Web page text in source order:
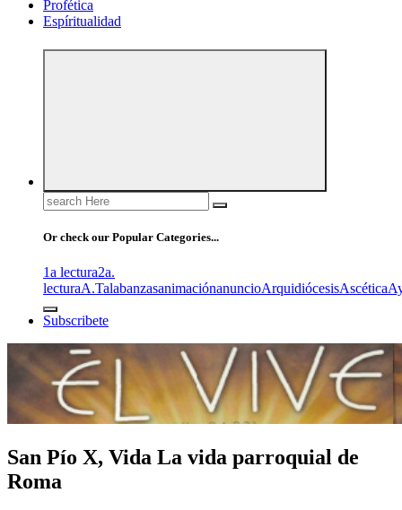
Profética
Espíritualidad
Search
for:
Or check our Popular Categories...
1a lectura2a.
lecturaA.TalabanzasanimaciónanuncioArquidiócesisAscética
Subscribete
San Pío X, Vida La vida parroquial de
Roma